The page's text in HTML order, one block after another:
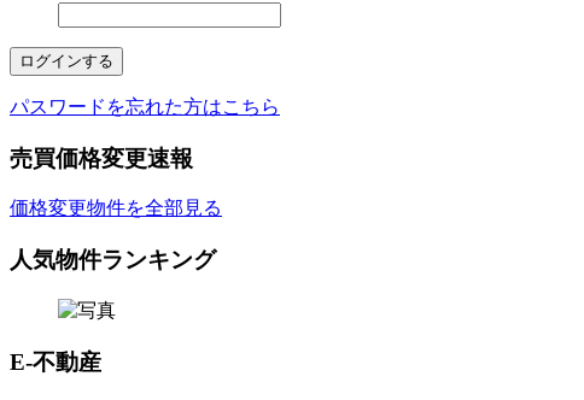
パスワードを忘れた方はこちら
売買価格変更速報
価格変更物件を全部見る
人気物件ランキング
E-不動産